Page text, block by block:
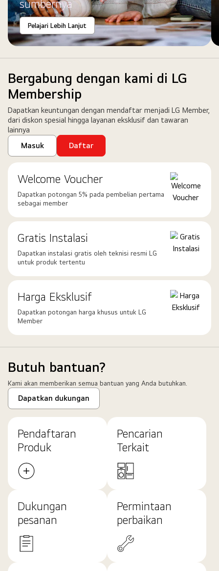
atasnya.
sumbernya
Pelajari Lebih Lanjut
Bergabung dengan kami di LG
Membership
Dapatkan keuntungan dengan mendaftar menjadi LG Member,
dari diskon spesial hingga layanan eksklusif dan tawaran
lainnya
Masuk
Daftar
Welcome Voucher
Dapatkan potongan 5% pada pembelian pertama
sebagai member
Gratis Instalasi
Dapatkan instalasi gratis oleh teknisi resmi LG
untuk produk tertentu
Harga Eksklusif
Dapatkan potongan harga khusus untuk LG
Member
Butuh bantuan?
Kami akan memberikan semua bantuan yang Anda butuhkan.
Dapatkan dukungan
Pendaftaran
Produk
Pencarian
Terkait
Dukungan
pesanan
Permintaan
perbaikan